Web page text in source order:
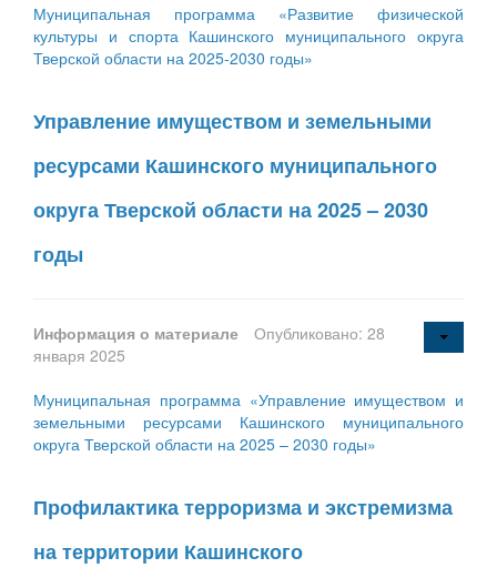
Муниципальная программа «Развитие физической
культуры и спорта Кашинского муниципального округа
Тверской области на 2025-2030 годы»
Управление имуществом и земельными
ресурсами Кашинского муниципального
округа Тверской области на 2025 – 2030
годы
Информация о материале
Опубликовано: 28
января 2025
Муниципальная программа «Управление имуществом и
земельными ресурсами Кашинского муниципального
округа Тверской области на 2025 – 2030 годы»
Профилактика терроризма и экстремизма
на территории Кашинского